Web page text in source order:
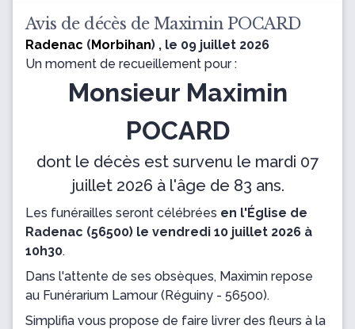
Avis de décès de Maximin POCARD
Radenac (Morbihan) , le 09 juillet 2026
Un moment de recueillement pour :
Monsieur Maximin
POCARD
dont le décès est survenu le mardi 07
juillet 2026 à l'âge de 83 ans.
Les funérailles seront célébrées en l'Église de
Radenac (56500) le vendredi 10 juillet 2026 à
10h30.
Dans l'attente de ses obsèques, Maximin repose
au Funérarium Lamour(Réguiny - 56500).
Simplifia vous propose de faire livrer des fleurs à la